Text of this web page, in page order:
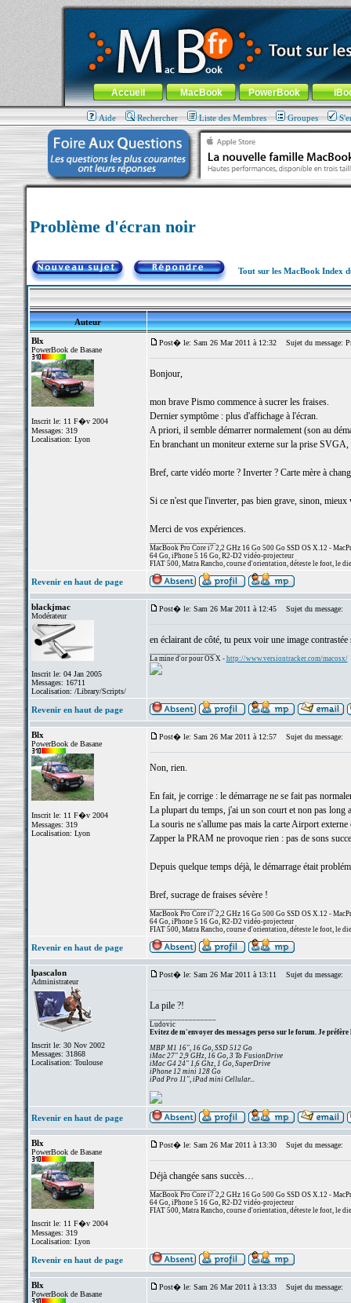
MacBook-fr.com : 100% Apple... 100% nomade !
Aller au contenu-Aller au menu général-Aller au menu de
Menu général
Accueil MacBook PowerBook
Aide Rechercher Liste des Membres Groupes
Problème d'écran noir
Tout sur les MacBook Index
Auteur
Blx
PowerBook de Basane
Inscrit le: 11 F�v 2004
Messages: 319
Localisation: Lyon
Post� le: Sam 26 Mar 2011 à 12:32 Sujet du message:
Bonjour,
mon brave Pismo commence à sucrer les fraises.
Dernier symptôme : plus d'affichage à l'écran.
A priori, il semble démarrer normalement (son au
En branchant un moniteur externe sur la prise SVGA,
Bref, carte vidéo morte ? Inverter ? Carte mère à
Si ce n'est que l'inverter, pas bien grave, sinon,
Merci de vos expériences.
MacBook Pro Core i7 2,2 GHz 16 Go 500 Go SSD OS X.12 -
64 Go, iPhone 5 16 Go, R2-D2 vidéo-projecteur
FIAT 500, Matra Rancho, course d'orientation, déteste le foot, le
Revenir en haut de page
blackjmac
Modérateur
Inscrit le: 04 Jan 2005
Messages: 16711
Localisation: /Library/Scripts/
Post� le: Sam 26 Mar 2011 à 12:45 Sujet du message:
en éclairant de côté, tu peux voir une image contrastée
La mine d'or pour OS X - http://www.versiontracker.com/macosx/
Revenir en haut de page
Blx
PowerBook de Basane
Inscrit le: 11 F�v 2004
Messages: 319
Localisation: Lyon
Post� le: Sam 26 Mar 2011 à 12:57 Sujet du message:
Non, rien.
En fait, je corrige : le démarrage ne se fait pas
La plupart du temps, j'ai un son court et non pas long
La souris ne s'allume pas mais la carte Airport externe
Zapper la PRAM ne provoque rien : pas de sons
Depuis quelque temps déjà, le démarrage était
Bref, sucrage de fraises sévère !
MacBook Pro Core i7 2,2 GHz 16 Go 500 Go SSD OS X.12 -
64 Go, iPhone 5 16 Go, R2-D2 vidéo-projecteur
FIAT 500, Matra Rancho, course d'orientation, déteste le foot, le
Revenir en haut de page
lpascalon
Administrateur
Inscrit le: 30 Nov 2002
Messages: 31868
Localisation: Toulouse
Post� le: Sam 26 Mar 2011 à 13:11 Sujet du message:
La pile ?!
Ludovic
Evitez de m'envoyer des messages perso sur le forum. Je préfère
MBP M1 16", 16 Go, SSD 512 Go
iMac 27" 2,9 GHz, 16 Go, 3 To FusionDrive
iMac G4 24" 1,6 Ghz, 1 Go, SuperDrive
iPhone 12 mini 128 Go
iPad Pro 11", iPad mini Cellular...
Revenir en haut de page
Blx
PowerBook de Basane
Inscrit le: 11 F�v 2004
Messages: 319
Localisation: Lyon
Post� le: Sam 26 Mar 2011 à 13:30 Sujet du message:
Déjà changée sans succès…
MacBook Pro Core i7 2,2 GHz 16 Go 500 Go SSD OS X.12 -
64 Go, iPhone 5 16 Go, R2-D2 vidéo-projecteur
FIAT 500, Matra Rancho, course d'orientation, déteste le foot, le
Revenir en haut de page
Blx
PowerBook de Basane
Post� le: Sam 26 Mar 2011 à 13:33 Sujet du message: